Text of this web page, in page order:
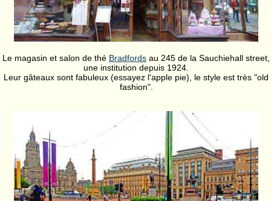
Le magasin et salon de thé Bradfords au 245 de la Sauchiehall street,
une institution depuis 1924.
Leur gâteaux sont fabuleux (essayez l'apple pie), le style est très "old
fashion".